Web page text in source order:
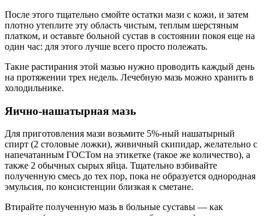
После этого тщательно смойте остатки мази с кожи, и затем
плотно утеплите эту область чистым, теплым шерстяным
платком, и оставьте больной сустав в состоянии покоя еще на
один час: для этого лучше всего просто полежать.
Такие растирания этой мазью нужно проводить каждый день
на протяжении трех недель. Лечебную мазь можно хранить в
холодильнике.
Яично-нашатырная мазь
Для приготовления мази возьмите 5%-ный нашатырный
спирт (2 столовые ложки), живичный скипидар, желательно с
напечатанным ГОСТом на этикетке (такое же количество), а
также 2 обычных сырых яйца. Тщательно взбивайте
полученную смесь до тех пор, пока не образуется однородная
эмульсия, по консистенции близкая к сметане.
Втирайте полученную мазь в больные суставы — как